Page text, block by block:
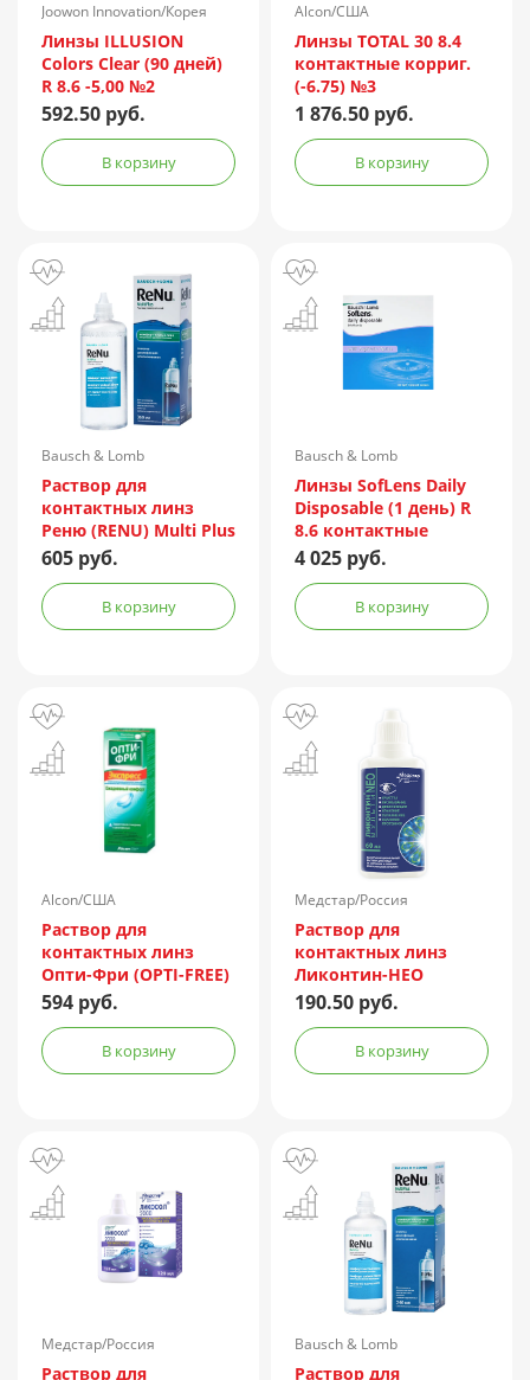
Joowon Innovation/Корея
Линзы ILLUSION
Colors Clear (90 дней)
R 8.6 -5,00 №2
592.50 руб.
В корзину
Alcon/США
Линзы TOTAL 30 8.4
контактные корриг.
(-6.75) №3
1 876.50 руб.
В корзину
Bausch & Lomb
Incorporated/Италия
Раствор для
контактных линз
Реню (RENU) Multi Plus
360мл + контейнер
605 руб.
В корзину
Bausch & Lomb
Линзы SofLens Daily
Disposable (1 день) R
8.6 контактные
мягкие корриг. -1,50
4 025 руб.
В корзину
Alcon/США
Раствор для
контактных линз
Опти-Фри (OPTI-FREE)
Express 355мл +
контейнер
594 руб.
В корзину
Медстар/Россия
Раствор для
контактных линз
Ликонтин-НЕО
Мульти 60мл
190.50 руб.
В корзину
Медстар/Россия
Раствор для
Bausch & Lomb
Incorporated/Италия
Раствор для